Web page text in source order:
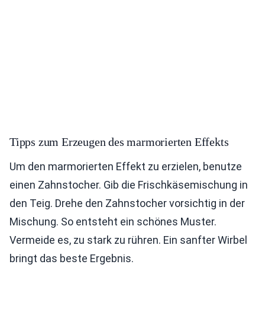
Tipps zum Erzeugen des marmorierten Effekts
Um den marmorierten Effekt zu erzielen, benutze
einen Zahnstocher. Gib die Frischkäsemischung in
den Teig. Drehe den Zahnstocher vorsichtig in der
Mischung. So entsteht ein schönes Muster.
Vermeide es, zu stark zu rühren. Ein sanfter Wirbel
bringt das beste Ergebnis.